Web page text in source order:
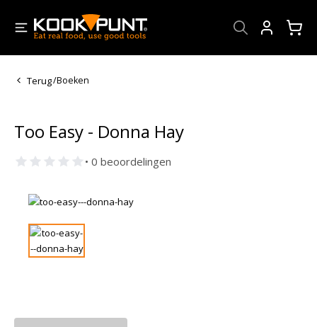
Terug/Boeken
Too Easy - Donna Hay
• 0 beoordelingen